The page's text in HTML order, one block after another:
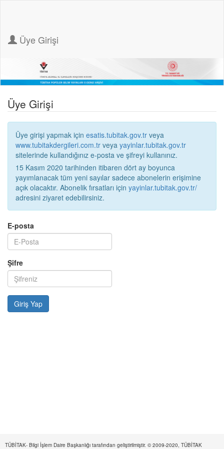
Üye Girişi
Üye Girişi
Üye girişi yapmak için esatis.tubitak.gov.tr veya
www.tubitakdergileri.com.tr veya yayinlar.tubitak.gov.tr
sitelerinde kullandığınız e-posta ve şifreyi kullanınız.
15 Kasım 2020 tarihinden itibaren dört ay boyunca
yayımlanacak tüm yeni sayılar sadece abonelerin erişimine
açık olacaktır. Abonelik fırsatları için yayinlar.tubitak.gov.tr/
adresini ziyaret edebilirsiniz.
E-posta
Şifre
TÜBİTAK- Bilgi İşlem Daire Başkanlığı tarafından geliştirilmiştir. © 2009-2020, TÜBİTAK